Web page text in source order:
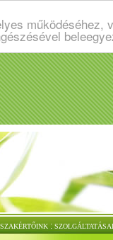
SZAKÉRTŐINK :